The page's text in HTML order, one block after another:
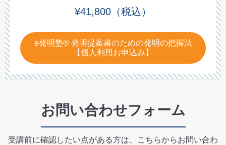
¥41,800 （税込）
e発明塾® 発明提案書のための発明の把握法
【個人利用お申込み】
お問い合わせフォーム
受講前に確認したい点がある方は、こちらからお問い合わ